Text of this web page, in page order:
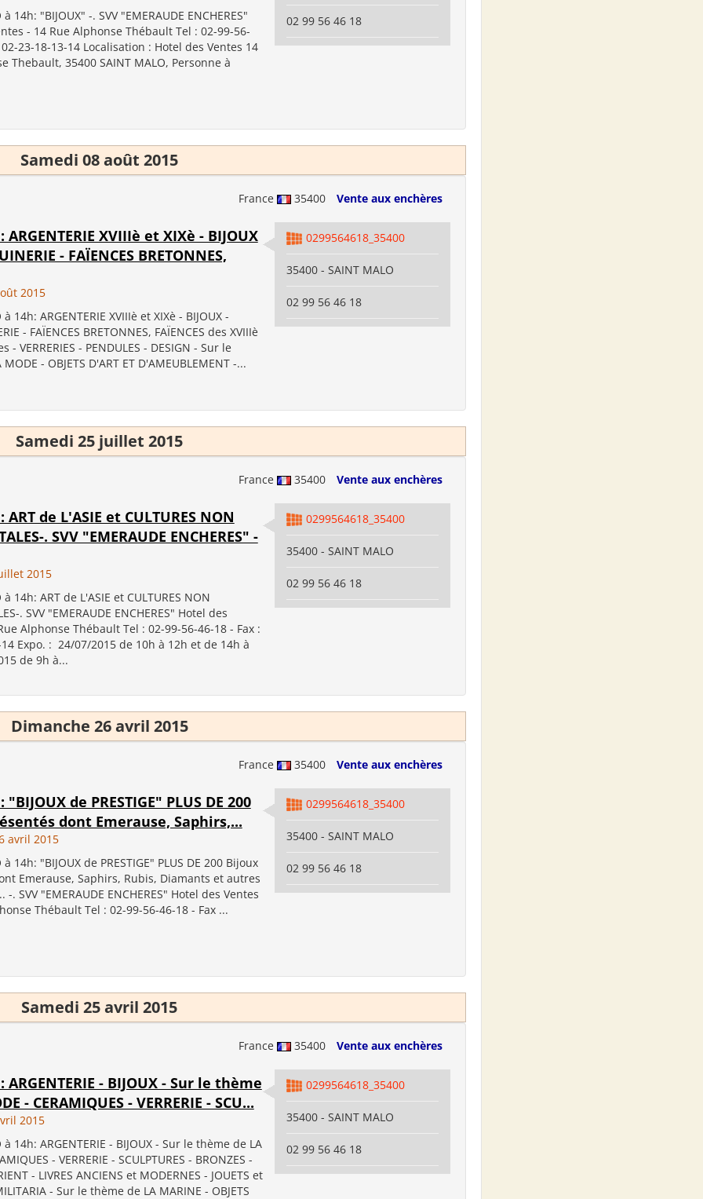
14h: "BIJOUX" -. SVV "EMERAUDE ENCHERES"
- 14 Rue Alphonse Thébault Tel : 02-99-56-
23-18-13-14 Localisation : Hotel des Ventes 14
Thebault, 35400 SAINT MALO, Personne à
02 99 56 46 18
Samedi 08 août 2015
France 35400 Vente aux enchères
ARGENTERIE XVIIIè et XIXè - BIJOUX
- FAÏENCES BRETONNES,
2015
14h: ARGENTERIE XVIIIè et XIXè - BIJOUX -
- FAÏENCES BRETONNES, FAÏENCES des XVIIIè
- VERRERIES - PENDULES - DESIGN - Sur le
- OBJETS D'ART ET D'AMEUBLEMENT -...
0299564618_35400
35400 - SAINT MALO
02 99 56 46 18
Samedi 25 juillet 2015
France 35400 Vente aux enchères
ART de L'ASIE et CULTURES NON
. SVV "EMERAUDE ENCHERES" -
2015
14h: ART de L'ASIE et CULTURES NON
. SVV "EMERAUDE ENCHERES" Hotel des
Alphonse Thébault Tel : 02-99-56-46-18 - Fax :
Expo. : 24/07/2015 de 10h à 12h et de 14h à
de 9h à...
0299564618_35400
35400 - SAINT MALO
02 99 56 46 18
Dimanche 26 avril 2015
France 35400 Vente aux enchères
"BIJOUX de PRESTIGE" PLUS DE 200
dont Emerause, Saphirs,...
avril 2015
14h: "BIJOUX de PRESTIGE" PLUS DE 200 Bijoux
Emerause, Saphirs, Rubis, Diamants et autres
-. SVV "EMERAUDE ENCHERES" Hotel des Ventes
Thébault Tel : 02-99-56-46-18 - Fax ...
0299564618_35400
35400 - SAINT MALO
02 99 56 46 18
Samedi 25 avril 2015
France 35400 Vente aux enchères
ARGENTERIE - BIJOUX - Sur le thème
- CERAMIQUES - VERRERIE - SCU...
2015
à 14h: ARGENTERIE - BIJOUX - Sur le thème de LA
- VERRERIE - SCULPTURES - BRONZES -
- LIVRES ANCIENS et MODERNES - JOUETS et
- Sur le thème de LA MARINE - OBJETS
0299564618_35400
35400 - SAINT MALO
02 99 56 46 18